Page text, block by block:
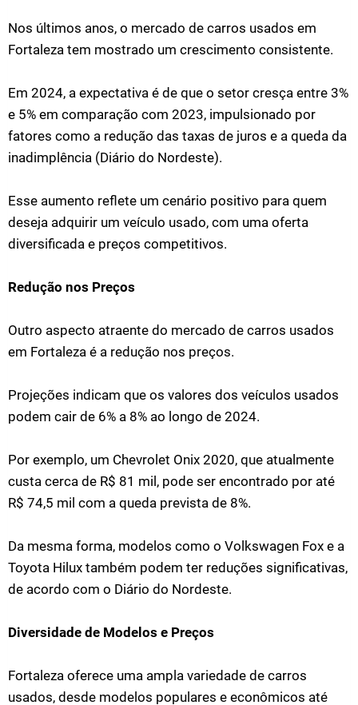
Nos últimos anos, o mercado de carros usados em
Fortaleza tem mostrado um crescimento consistente.
Em 2024, a expectativa é de que o setor cresça entre 3%
e 5% em comparação com 2023, impulsionado por
fatores como a redução das taxas de juros e a queda da
inadimplência​ (Diário do Nordeste)​.
Esse aumento reflete um cenário positivo para quem
deseja adquirir um veículo usado, com uma oferta
diversificada e preços competitivos.
Redução nos Preços
Outro aspecto atraente do mercado de carros usados
em Fortaleza é a redução nos preços.
Projeções indicam que os valores dos veículos usados
podem cair de 6% a 8% ao longo de 2024.
Por exemplo, um Chevrolet Onix 2020, que atualmente
custa cerca de R$ 81 mil, pode ser encontrado por até
R$ 74,5 mil com a queda prevista de 8%.
Da mesma forma, modelos como o Volkswagen Fox e a
Toyota Hilux também podem ter reduções significativas​,
de acordo com o Diário do Nordeste​.
Diversidade de Modelos e Preços
Fortaleza oferece uma ampla variedade de carros
usados, desde modelos populares e econômicos até